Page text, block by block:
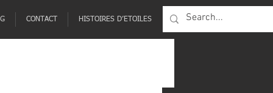
CONTACT HISTOIRES D’ETOILES